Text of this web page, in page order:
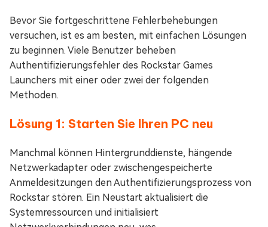
Bevor Sie fortgeschrittene Fehlerbehebungen
versuchen, ist es am besten, mit einfachen Lösungen
zu beginnen. Viele Benutzer beheben
Authentifizierungsfehler des Rockstar Games
Launchers mit einer oder zwei der folgenden
Methoden.
Lösung 1: Starten Sie Ihren PC neu
Manchmal können Hintergrunddienste, hängende
Netzwerkadapter oder zwischengespeicherte
Anmeldesitzungen den Authentifizierungsprozess von
Rockstar stören. Ein Neustart aktualisiert die
Systemressourcen und initialisiert